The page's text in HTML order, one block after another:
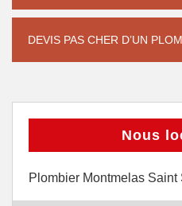
DEVIS PAS CHER D’UN
Nous
Plombier Montmelas Saint